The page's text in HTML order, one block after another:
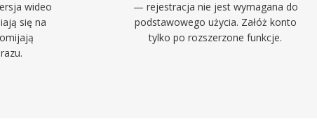
wideo
się na
— rejestracja nie jest wymagana do
podstawowego użycia. Załóż konto
tylko po rozszerzone funkcje.